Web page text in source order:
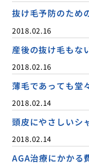
抜け毛予防のため
2018.02.16
産後の抜け毛もな
2018.02.16
薄毛であっても堂
2018.02.14
頭皮にやさしいシ
2018.02.14
AGA治療にかかる